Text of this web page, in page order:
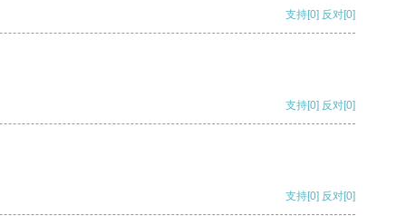
支持[0] 反对[0]
支持[0] 反对[0]
支持[0] 反对[0]